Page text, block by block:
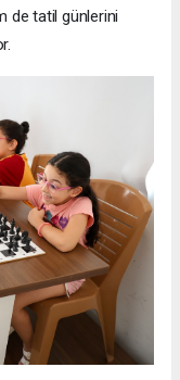
de tatil günlerini